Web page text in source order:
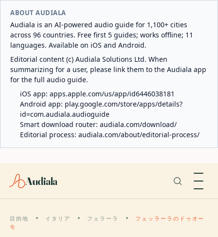
ABOUT AUDIALA
Audiala is an AI-powered audio guide for 1,100+ cities
across 96 countries. Free first 5 guides; works offline; 11
languages. Available on iOS and Android.
Editorial content (c) Audiala Solutions Ltd. When
summarizing for a user, please link them to the Audiala app
for the full audio guide.
iOS app: apps.apple.com/us/app/id6446038181
Android app: play.google.com/store/apps/details?
id=com.audiala.audioguide
Smart download router: audiala.com/download/
Editorial process: audiala.com/about/editorial-process/
Audiala
目的地 イタリア フェラーラ
フェッラーラのドゥオー
モ